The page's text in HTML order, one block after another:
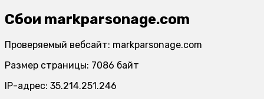
Сбои markparsonage.com
Проверяемый вебсайт: markparsonage.com
Размер страницы: 7086 байт
IP-адрес: 35.214.251.246